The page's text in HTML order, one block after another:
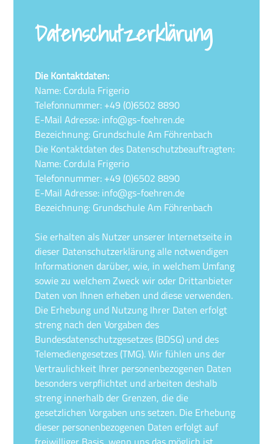
Datenschutzerklärung
Die Kontaktdaten:
Name: Cordula Frigerio
Telefonnummer: ‭+49 (0)6502 8890
E-Mail Adresse: info@gs-foehren.de
Bezeichnung: Grundschule Am Föhrenbach
Die Kontaktdaten des Datenschutzbeauftragten:
Name: Cordula Frigerio
Telefonnummer: ‭+49 (0)6502 8890
E-Mail Adresse: info@gs-foehren.de
Bezeichnung: Grundschule Am Föhrenbach
Sie erhalten als Nutzer unserer Internetseite in
dieser Datenschutzerklärung alle notwendigen
Informationen darüber, wie, in welchem Umfang
sowie zu welchem Zweck wir oder Drittanbieter
Daten von Ihnen erheben und diese verwenden.
Die Erhebung und Nutzung Ihrer Daten erfolgt
streng nach den Vorgaben des
Bundesdatenschutzgesetzes (BDSG) und des
Telemediengesetzes (TMG). Wir fühlen uns der
Vertraulichkeit Ihrer personenbezogenen Daten
besonders verpflichtet und arbeiten deshalb
streng innerhalb der Grenzen, die die
gesetzlichen Vorgaben uns setzen. Die Erhebung
dieser personenbezogenen Daten erfolgt auf